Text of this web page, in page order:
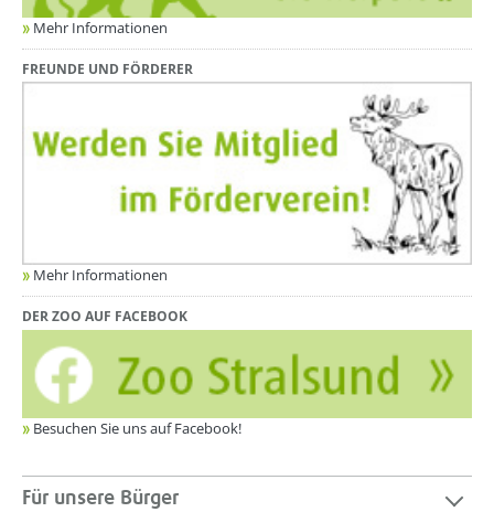
Mehr Informationen
FREUNDE UND FÖRDERER
Mehr Informationen
DER ZOO AUF FACEBOOK
Besuchen Sie uns auf Facebook!
Für unsere Bürger